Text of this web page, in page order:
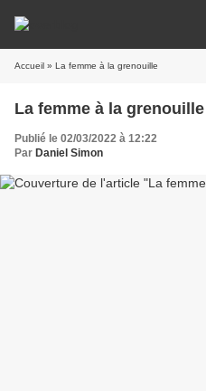
Accueil » La femme à la grenouille
La femme à la grenouille
Publié le 02/03/2022 à 12:22
Par Daniel Simon